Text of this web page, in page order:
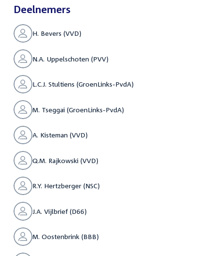
Deelnemers
H. Bevers (VVD)
N.A. Uppelschoten (PVV)
L.C.J. Stultiens (GroenLinks-PvdA)
M. Tseggai (GroenLinks-PvdA)
A. Kisteman (VVD)
Q.M. Rajkowski (VVD)
R.Y. Hertzberger (NSC)
J.A. Vijlbrief (D66)
M. Oostenbrink (BBB)